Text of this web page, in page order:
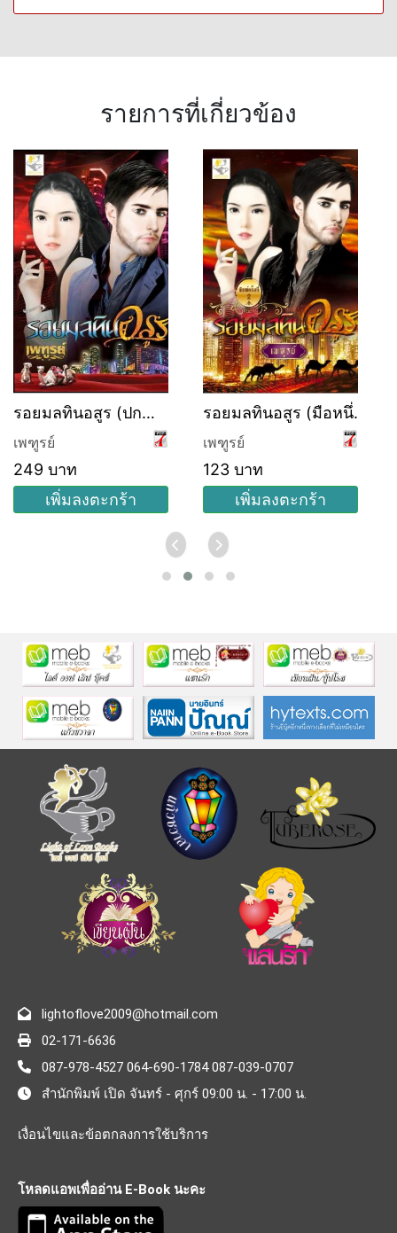
รายการที่เกี่ยวข้อง
รอยมลทินอสูร (ปก
ดั้งเดิม)
เพฑูรย์
249 บาท
เพิ่มลงตะกร้า
รอยมลทินอสูร (มือหนึ่ง
สภาพเก่า)
เพฑูรย์
123 บาท
เพิ่มลงตะกร้า
lightoflove2009@hotmail.com
02-171-6636
087-978-4527 064-690-1784 087-039-0707
สำนักพิมพ์ เปิด จันทร์ - ศุกร์ 09:00 น. - 17:00 น.
เงื่อนไขและข้อตกลงการใช้บริการ
โหลดแอพเพื่ออ่าน E-Book นะคะ